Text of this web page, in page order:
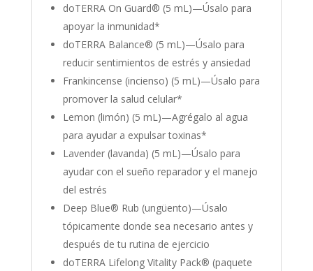
doTERRA On Guard® (5 mL)—Úsalo para
apoyar la inmunidad*
doTERRA Balance® (5 mL)—Úsalo para
reducir sentimientos de estrés y ansiedad
Frankincense (incienso) (5 mL)—Úsalo para
promover la salud celular*
Lemon (limón) (5 mL)—Agrégalo al agua
para ayudar a expulsar toxinas*
Lavender (lavanda) (5 mL)—Úsalo para
ayudar con el sueño reparador y el manejo
del estrés
Deep Blue® Rub (ungüento)—Úsalo
tópicamente donde sea necesario antes y
después de tu rutina de ejercicio
doTERRA Lifelong Vitality Pack® (paquete